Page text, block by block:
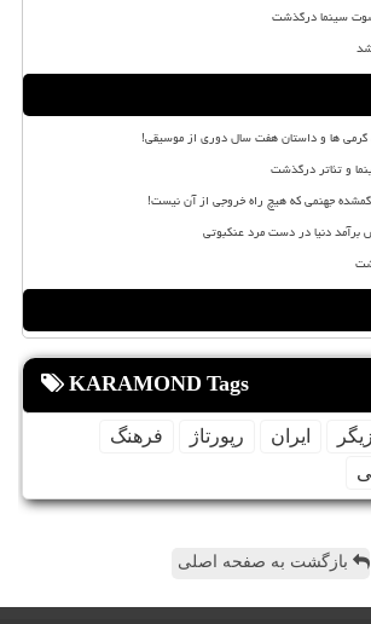
سینما درگذشت
گرمی ها و داستان هفت سال دوری از موسیقی!
و تئاتر درگذشت
جهنمی که هیچ راه خروجی از آن نیست!
برآمد دنیا در دست مرد عنکبوتی
KARAMOND Tags
ایران رپورتاژ
فرهنگ
بازگشت به صفحه اصلی